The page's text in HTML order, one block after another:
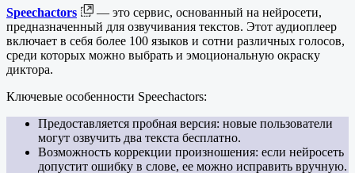
Speechactors
— это сервис, основанный на нейросети,
предназначенный для озвучивания текстов. Этот аудиоплеер
включает в себя более 100 языков и сотни различных голосов,
среди которых можно выбрать и эмоциональную окраску
диктора.
Ключевые особенности Speechactors:
Предоставляется пробная версия: новые пользователи
могут озвучить два текста бесплатно.
Возможность коррекции произношения: если нейросеть
допустит ошибку в слове, ее можно исправить вручную.